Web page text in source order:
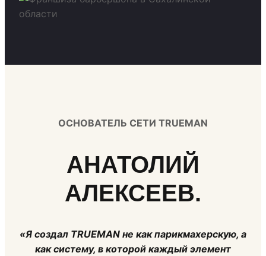
ОСНОВАТЕЛЬ СЕТИ TRUEMAN
АНАТОЛИЙ
АЛЕКСЕЕВ.
«Я создал TRUEMAN не как парикмахерскую, а
как систему, в которой каждый элемент